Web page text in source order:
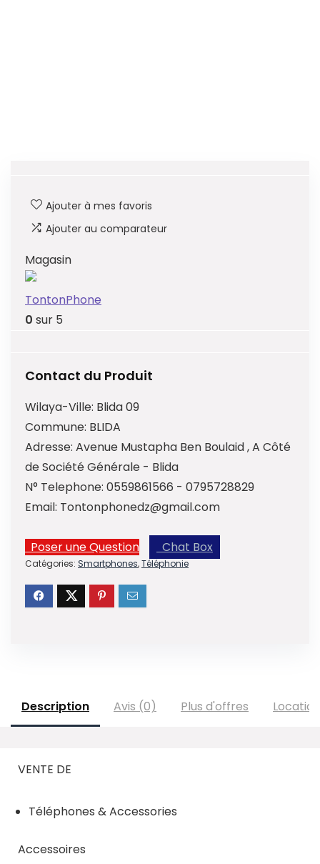
Ajouter à mes favoris
Ajouter au comparateur
Magasin
TontonPhone
0 sur 5
Contact du Produit
Wilaya-Ville: Blida 09
Commune: BLIDA
Adresse: Avenue Mustapha Ben Boulaid , A Côté
de Société Générale - Blida
N° Telephone: 0559861566 - 0795728829
Email: Tontonphonedz@gmail.com
Poser une Question Chat Box
Catégories: Smartphones,Téléphonie
Description Avis (0) Plus d'offres Location
VENTE DE
Téléphones & Accessories
Accessoires